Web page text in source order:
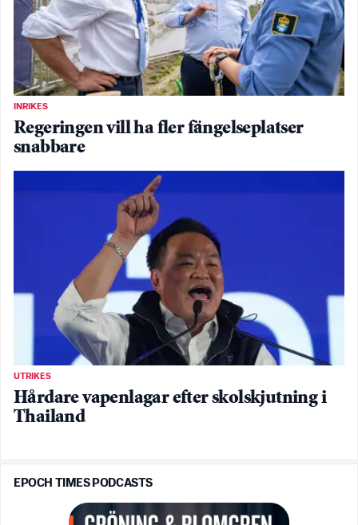
INRIKES
Regeringen vill ha fler fängelseplatser
snabbare
UTRIKES
Hårdare vapenlagar efter skolskjutning i
Thailand
EPOCH TIMES PODCASTS